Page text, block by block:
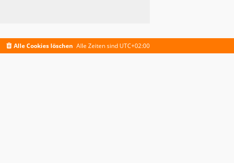
Alle Zeiten sind UTC+02:00
Alle Cookies löschen